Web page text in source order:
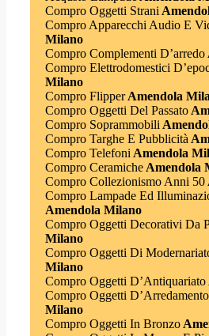
Compro Oggetti Strani
Compro Apparecchi Audio E
Milano
Compro Complementi D’arredo
Compro Elettrodomestici
Milano
Compro FlipperAmendola
Compro Oggetti Del Passato
Compro Soprammobili
Compro Targhe E Pubblicità
Compro Telefoni Amendola
Compro CeramicheAmendola
Compro Collezionismo Anni 50
Compro Lampade Ed
Amendola Milano
Compro Oggetti Decorativi Da
Milano
Compro Oggetti Di
Milano
Compro Oggetti D’Antiquariato
Compro Oggetti
Milano
Compro Oggetti In Bronzo